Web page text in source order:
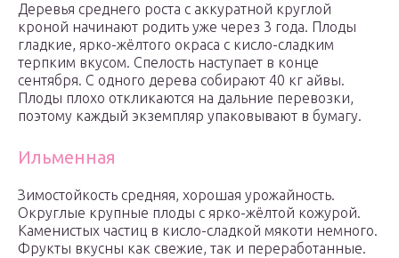
Деревья среднего роста с аккуратной круглой
кроной начинают родить уже через 3 года. Плоды
гладкие, ярко-жёлтого окраса с кисло-сладким
терпким вкусом. Спелость наступает в конце
сентября. С одного дерева собирают 40 кг айвы.
Плоды плохо откликаются на дальние перевозки,
поэтому каждый экземпляр упаковывают в бумагу.
Ильменная
Зимостойкость средняя, хорошая урожайность.
Округлые крупные плоды с ярко-жёлтой кожурой.
Каменистых частиц в кисло-сладкой мякоти немного.
Фрукты вкусны как свежие, так и переработанные.